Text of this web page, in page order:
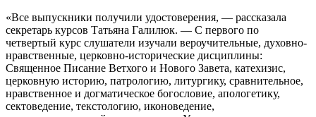
«Все выпускники получили удостоверения, — рассказала
секретарь курсов Татьяна Галилюк. — С первого по
четвертый курс слушатели изучали вероучительные, духовно-
нравственные, церковно-исторические дисциплины:
Священное Писание Ветхого и Нового Завета, катехизис,
церковную историю, патрологию, литургику, сравнительное,
нравственное и догматическое богословие, апологетику,
сектоведение, текстологию, иконоведение,